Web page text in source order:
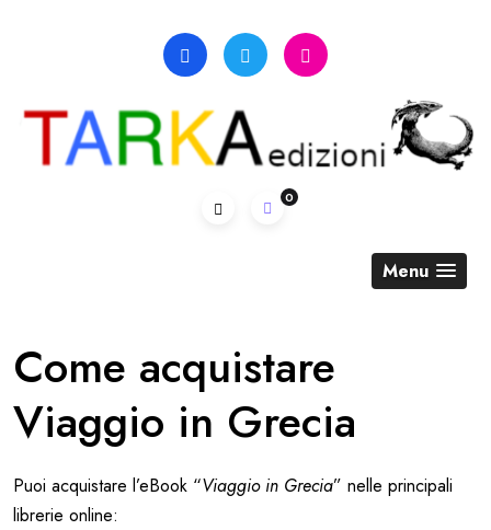
0
Menu
Come acquistare
Viaggio in Grecia
Puoi acquistare l’eBook “Viaggio in Grecia” nelle principali
librerie online: